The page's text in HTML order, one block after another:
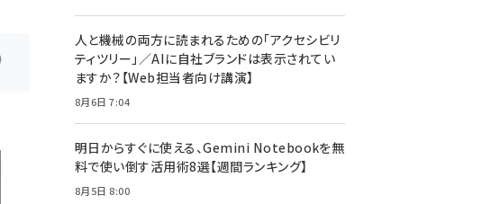
人と機械の両方に読まれるための「アクセシビリ
ティツリー」／AIに自社ブランドは表示されてい
ますか？【Web担当者向け講演】
8月6日 7:04
明日からすぐに使える、Gemini Notebookを無
料で使い倒す活用術8選【週間ランキング】
8月5日 8:00